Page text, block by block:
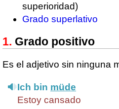
superioridad)
Grado superlativo
Grado positivo
Es el adjetivo sin ninguna
Ich bin müde
Estoy cansado